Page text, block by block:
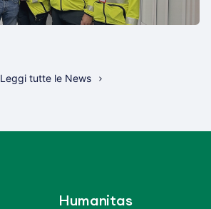
Leggi tutte le News
Humanitas